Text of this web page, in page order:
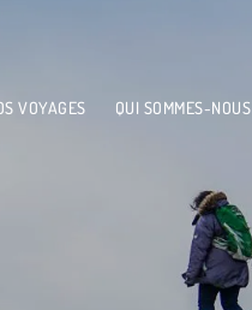
VOYAGES QUI SOMMES-NOUS